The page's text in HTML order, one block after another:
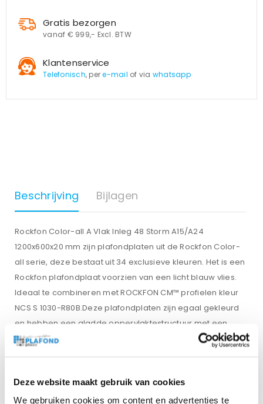
Deze website maakt gebruik van cookies
We gebruiken cookies om content en advertenties te
Gratis bezorgen
vanaf € 999,- Excl. BTW
Klantenservice
Telefonisch, pere-mail of via whatsapp
Beschrijving Bijlagen
Rockfon Color-all A Vlak Inleg 48 Storm A15/A24
1200x600x20 mm zijn plafondplaten uit de Rockfon Color-
all serie, deze bestaat uit 34 exclusieve kleuren. Het is een
Rockfon plafondplaat voorzien van een licht blauw vlies.
Ideaal te combineren met ROCKFON CM™ profielen kleur
NCS S 1030-R80B.Deze plafondplaten zijn egaal gekleurd
en hebben een gladde oppervlaktestructuur met een
matte glans. De Rockfon Storm inleg is ook verkrijgbaar in